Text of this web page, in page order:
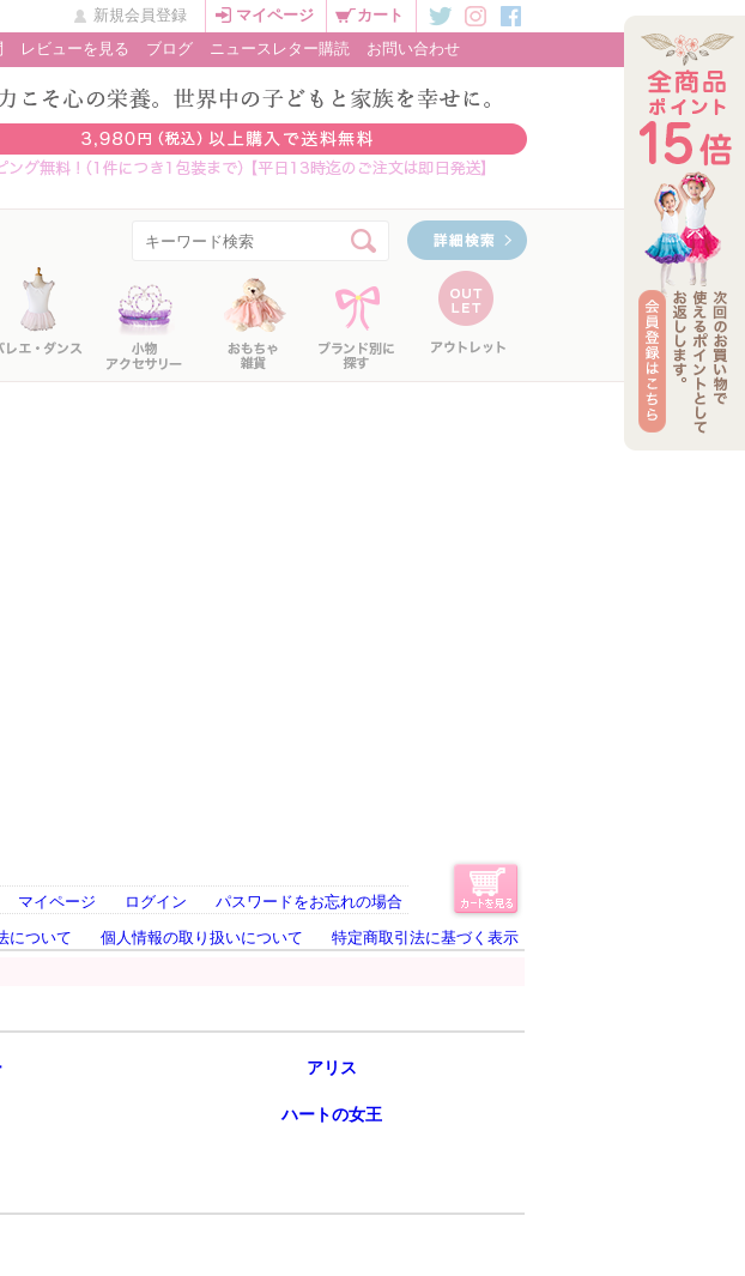
新規会員登録 マイページ
カート
レビューを見る ブログ ニュースレター購読 お問い合わせ
マイページ ログイン
パスワードをお忘れの場合
について
個人情報の取り扱いについて 特定商取引法に基づく表示
アリス
ハートの女王